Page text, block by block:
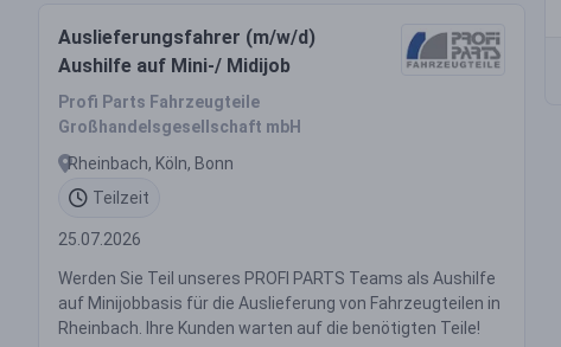
Auslieferungsfahrer (m/w/d)
Aushilfe auf Mini-/ Midijob
Profi Parts Fahrzeugteile
Großhandelsgesellschaft mbH
Rheinbach, Köln, Bonn
Teilzeit
25.07.2026
Werden Sie Teil unseres PROFI PARTS Teams als Aushilfe
auf Minijobbasis für die Auslieferung von Fahrzeugteilen in
Rheinbach. Ihre Kunden warten auf die benötigten Teile!